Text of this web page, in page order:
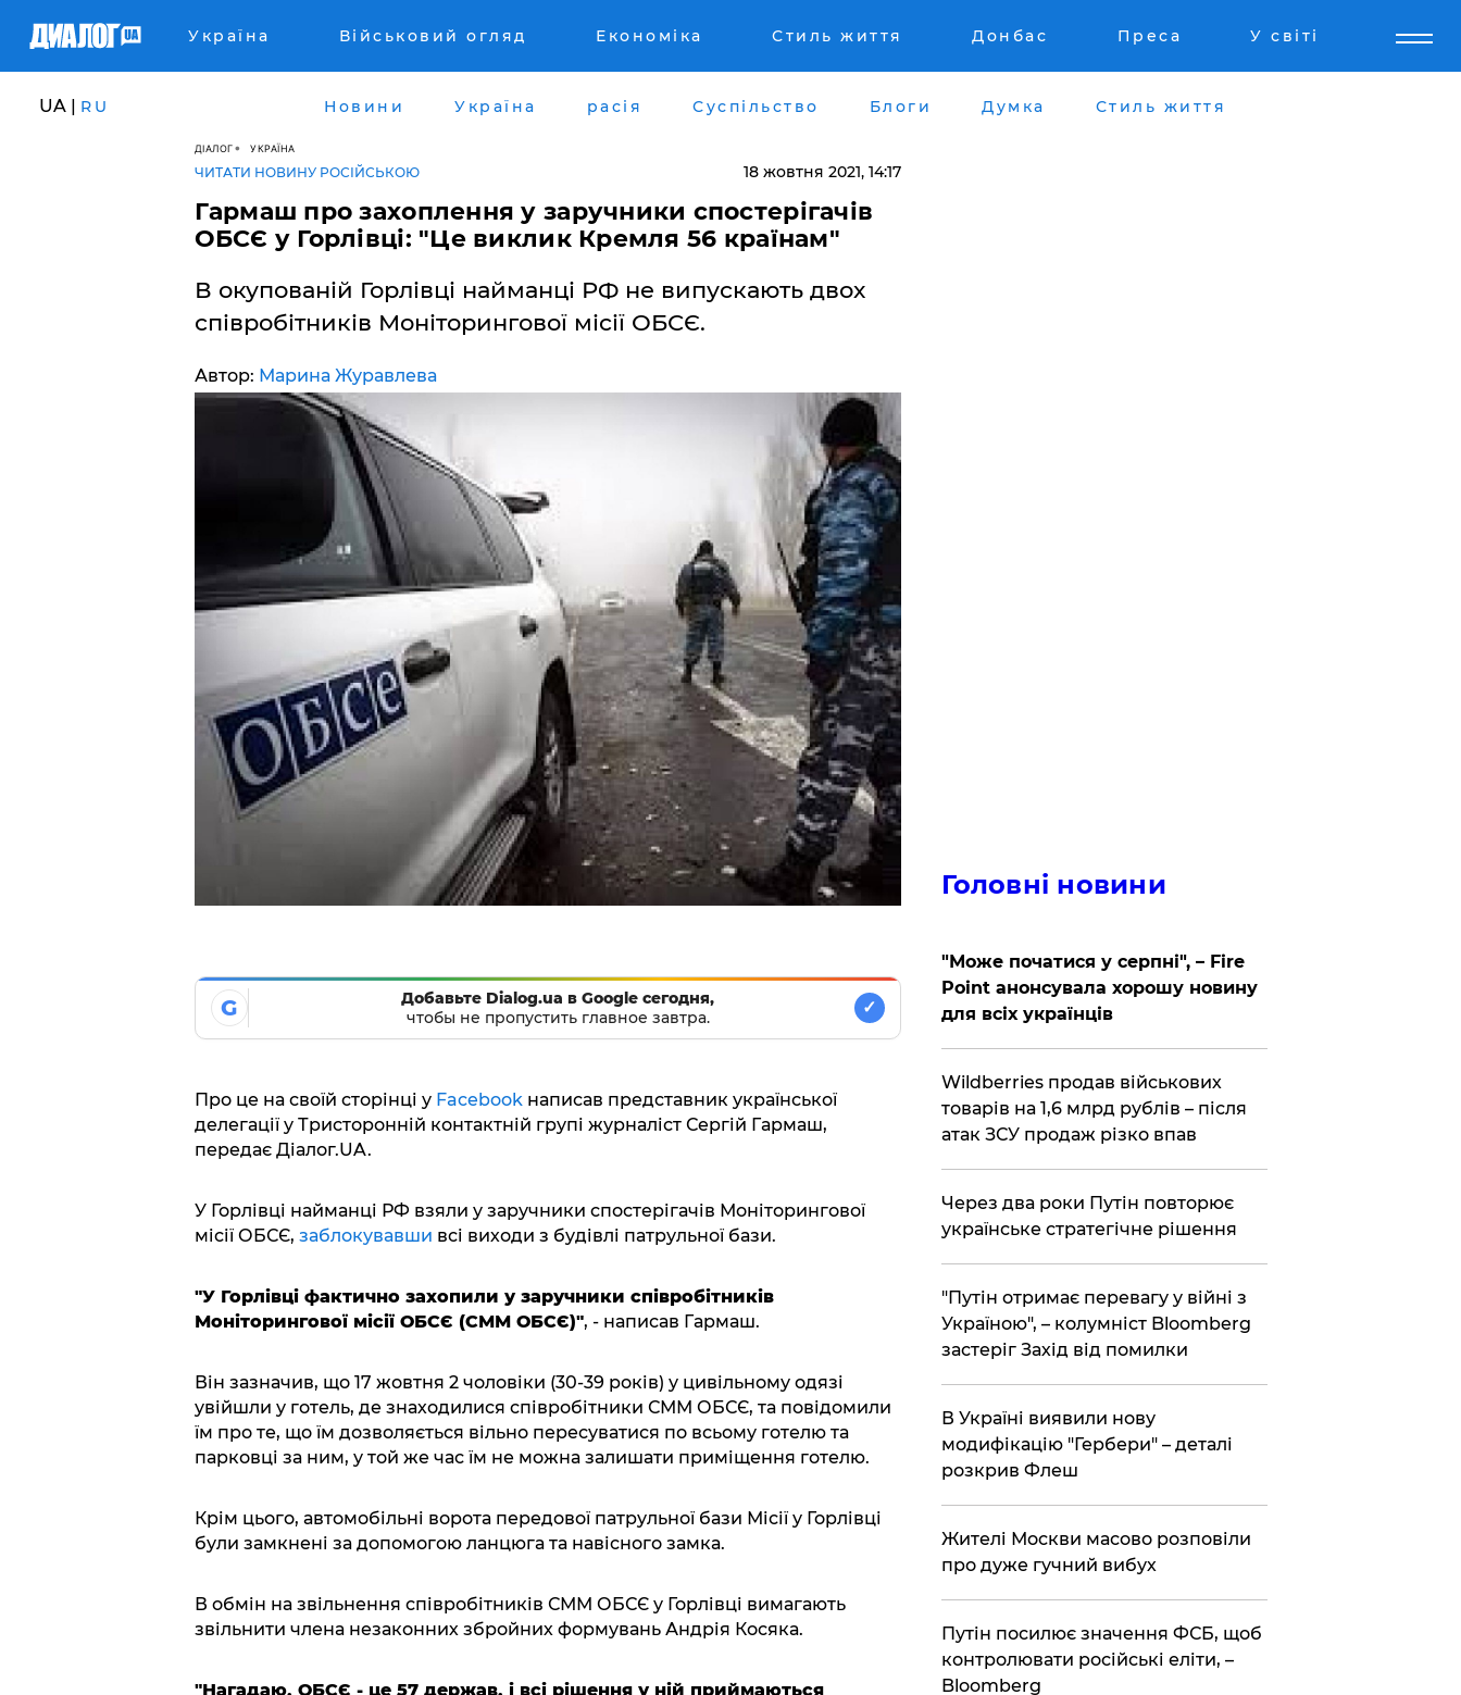
Україна Військовий огляд Економіка Стиль життя Донбас Преса У світі
UA | RU Новини Україна расія Суспільство Блоги Думка Стиль життя
ДІАЛОГ УКРАЇНА
ЧИТАТИ НОВИНУ РОСІЙСЬКОЮ 18 жовтня 2021, 14:17
Гармаш про захоплення у заручники спостерігачів
ОБСЄ у Горлівці: "Це виклик Кремля 56 країнам"
В окупованій Горлівці найманці РФ не випускають двох
співробітників Моніторингової місії ОБСЄ.
Автор: Марина Журавлева
G
Добавьте Dialog.ua в Google сегодня,
чтобы не пропустить главное завтра.
✓
Про це на своїй сторінці у Facebookнаписав представник української
делегації у Тристоронній контактній групі журналіст Сергій Гармаш,
передає Діалог.UA.
У Горлівці найманці РФ взяли у заручники спостерігачів Моніторингової
місії ОБСЄ, заблокувавши всі виходи з будівлі патрульної бази.
"У Горлівці фактично захопили у заручники співробітників
Моніторингової місії ОБСЄ (СММ ОБСЄ)", - написав Гармаш.
Він зазначив, що 17 жовтня 2 чоловіки (30-39 років) у цивільному одязі
увійшли у готель, де знаходилися співробітники СММ ОБСЄ, та повідомили
їм про те, що їм дозволяється вільно пересуватися по всьому готелю та
парковці за ним, у той же час їм не можна залишати приміщення готелю.
Крім цього, автомобільні ворота передової патрульної бази Місії у Горлівці
були замкнені за допомогою ланцюга та навісного замка.
В обмін на звільнення співробітників СММ ОБСЄ у Горлівці вимагають
звільнити члена незаконних збройних формувань Андрія Косяка.
"Нагадаю, ОБСЄ - це 57 держав, і всі рішення у ній приймаються
Головні новини
"Може початися у серпні", – Fire
Point анонсувала хорошу новину
для всіх українців
Wildberries продав військових
товарів на 1,6 млрд рублів – після
атак ЗСУ продаж різко впав
Через два роки Путін повторює
українське стратегічне рішення
"Путін отримає перевагу у війні з
Україною", – колумніст Bloomberg
застеріг Захід від помилки
В Україні виявили нову
модифікацію "Гербери" – деталі
розкрив Флеш
Жителі Москви масово розповіли
про дуже гучний вибух
Путін посилює значення ФСБ, щоб
контролювати російські еліти, –
Bloomberg